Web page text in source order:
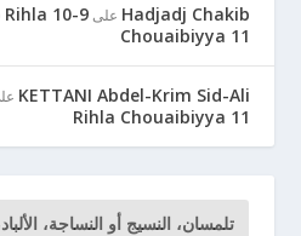
Hadjadj Chakib على
Rihla
Chouaibiyya 11
KETTANI Abdel-Krim Sid-Ali
Rihla Chouaibiyya 11
تلمسان، النسيج أو النساجة،